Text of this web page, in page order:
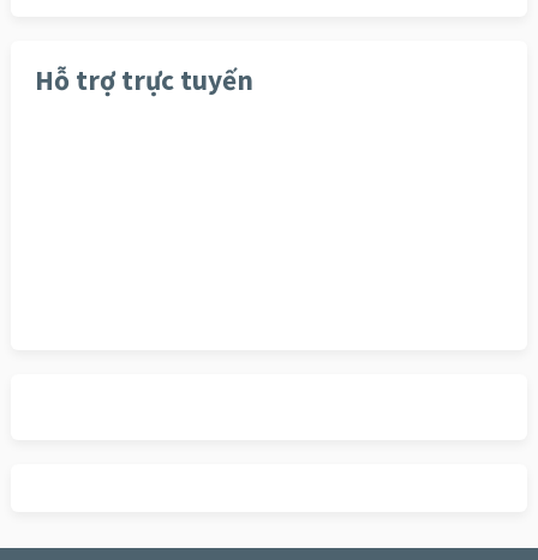
Hỗ trợ trực tuyến